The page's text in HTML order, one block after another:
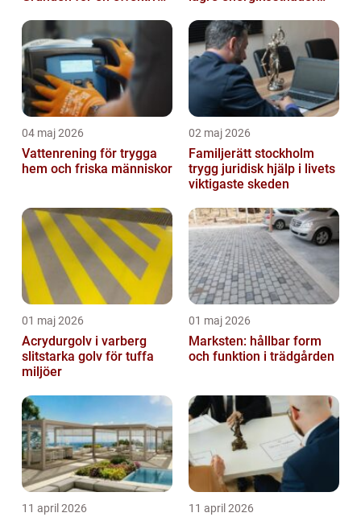
inomhusklimat
04 maj 2026
Vattenrening för trygga
hem och friska människor
02 maj 2026
Familjerätt stockholm
trygg juridisk hjälp i livets
viktigaste skeden
01 maj 2026
Acrydurgolv i varberg
slitstarka golv för tuffa
miljöer
01 maj 2026
Marksten: hållbar form
och funktion i trädgården
11 april 2026 11 april 2026